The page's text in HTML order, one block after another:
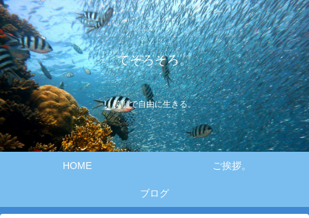
てそろそろ。
笑顔で自由に生きる。
HOME ご挨拶。
ブログ